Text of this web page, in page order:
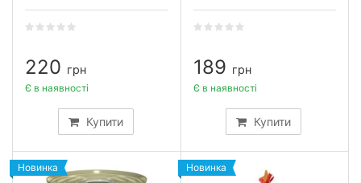
220 грн
Купити
Є в наявності
189 грн
Купити
Є в наявності
Новинка Новинка